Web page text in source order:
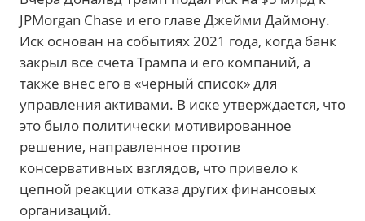
JPMorgan Chase и его главе Джейми Даймону.
Иск основан на событиях 2021 года, когда банк
закрыл все счета Трампа и его компаний, а
также внес его в «черный список» для
управления активами. В иске утверждается, что
это было политически мотивированное
решение, направленное против
консервативных взглядов, что привело к
цепной реакции отказа других финансовых
организаций.